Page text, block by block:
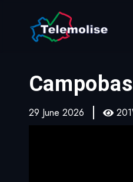
29 June 2026